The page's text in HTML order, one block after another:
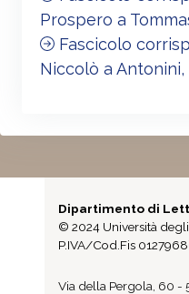
Prospero a
Fascicolo
Niccolò a
Dipartimento di
© 2024 Università
P.IVA/Cod.Fis
Via della Pergola, 60 -